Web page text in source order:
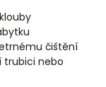
čištění
trubici nebo